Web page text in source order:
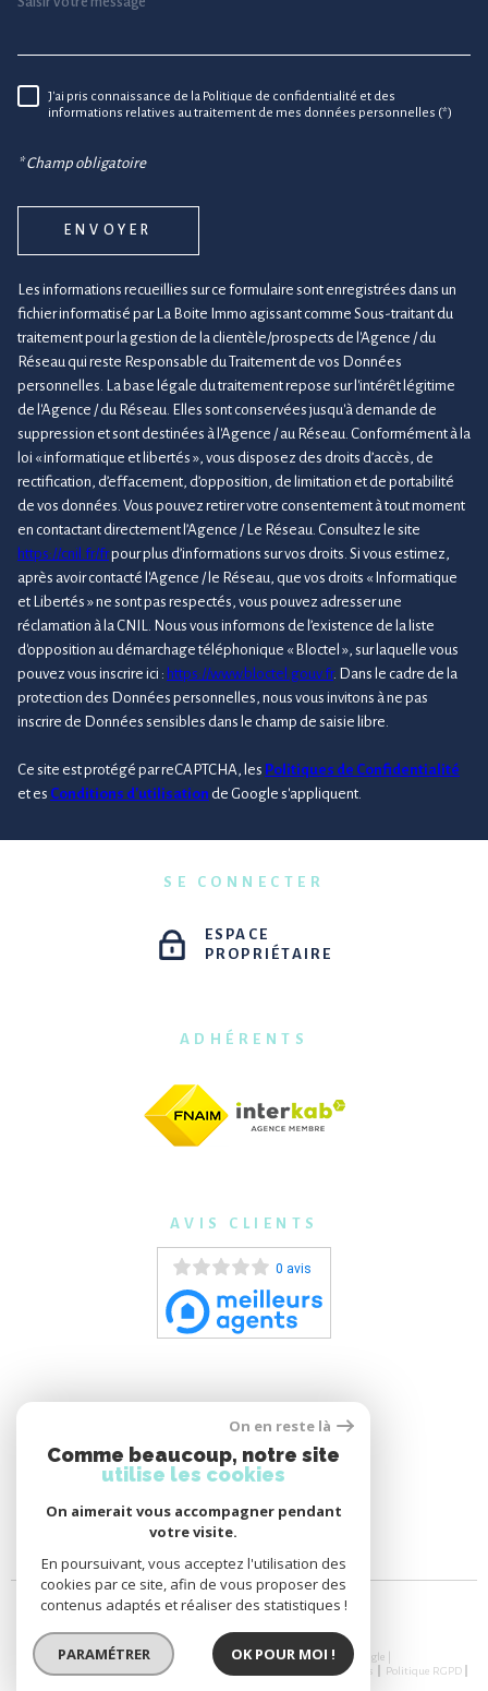
RÈGLEMENTATION
J'ai pris connaissance de la Politique de confidentialité et des
informations relatives au traitement de mes données personnelles (*)
* Champ obligatoire
ENVOYER
Les informations recueillies sur ce formulaire sont enregistrées dans un
fichier informatisé par La Boite Immo agissant comme Sous-traitant du
traitement pour la gestion de la clientèle/prospects de l'Agence / du
Réseau qui reste Responsable du Traitement de vos Données
personnelles. La base légale du traitement repose sur l'intérêt légitime
de l'Agence / du Réseau. Elles sont conservées jusqu'à demande de
suppression et sont destinées à l'Agence / au Réseau. Conformément à la
loi « informatique et libertés », vous disposez des droits d’accès, de
rectification, d’effacement, d’opposition, de limitation et de portabilité
de vos données. Vous pouvez retirer votre consentement à tout moment
en contactant directement l’Agence / Le Réseau. Consultez le site
https://cnil.fr/frpour plus d’informations sur vos droits. Si vous estimez,
après avoir contacté l'Agence / le Réseau, que vos droits « Informatique
et Libertés » ne sont pas respectés, vous pouvez adresser une
réclamation à la CNIL. Nous vous informons de l’existence de la liste
d'opposition au démarchage téléphonique « Bloctel », sur laquelle vous
pouvez vous inscrire ici : https://www.bloctel.gouv.fr. Dans le cadre de la
protection des Données personnelles, nous vous invitons à ne pas
inscrire de Données sensibles dans le champ de saisie libre.
Ce site est protégé par reCAPTCHA, les Politiques de Confidentialité
et es Conditions d'utilisation de Google s'appliquent.
SE CONNECTER
ESPACE
PROPRIÉTAIRE
ADHÉRENTS
AVIS CLIENTS
0 avis
© 2026 | Tous droits réservés | Traduction powered by Google |
Nos Honoraires
Plan Du Site Mentions Légales Nos Liens
Politique RGPD
On en reste là
Comme beaucoup, notre site
utilise les cookies
On aimerait vous accompagner pendant
votre visite.
En poursuivant, vous acceptez l'utilisation des
cookies par ce site, afin de vous proposer des
contenus adaptés et réaliser des statistiques !
PARAMÉTRER OK POUR MOI !